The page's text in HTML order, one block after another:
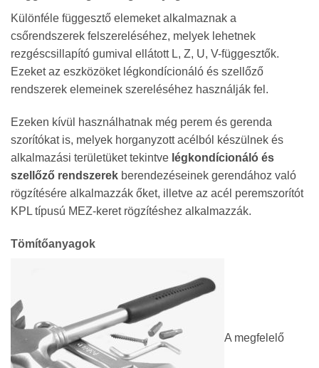
Különféle függesztő elemeket alkalmaznak a
csőrendszerek felszereléséhez, melyek lehetnek
rezgéscsillapító gumival ellátott L, Z, U, V-függesztők.
Ezeket az eszközöket légkondícionáló és szellőző
rendszerek elemeinek szereléséhez használják fel.
Ezeken kívül használhatnak még perem és gerenda
szorítókat is, melyek horganyzott acélból készülnek és
alkalmazási területüket tekintve légkondícionáló és
szellőző rendszerek berendezéseinek gerendához való
rögzítésére alkalmazzák őket, illetve az acél peremszorítót
KPL típusú MEZ-keret rögzítéshez alkalmazzák.
Tömítőanyagok
A megfelelő